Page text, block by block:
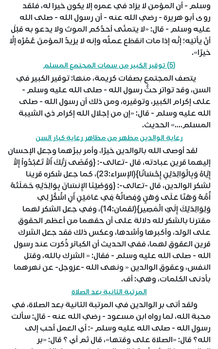
وسلم - أن المؤمن لا يزاد في عمره إلا يكون خيرا له، فلقد
روى أبو هريرة - رضي الله عنه - أن رسول الله - صلى الله
عليه وسلم - قال: «لا يتمنَّى أحدُكم الموتَ ولا يدعو به قبْلَ
أنْ يأتيَه؛ إنَّه إذا مات انقطَع عملُه وإنه لا يزيدُ المؤمنَ عُمُرُه إلَّا
خيرًا».
(5) توقير الكبير من سمات المجتمع المسلم
يتصف المجتمع بصفات كريمة، منها: توقير الكبير في
السن، وقد تواتر حثُّ رسول الله - صلى الله عليه وسلم -
على إكرام الكبير، وتوقيره، ومن ذلك أن رسول الله - صلى
الله عليه وسلم - قال: «إن من إجلال الله إكرام ذي الشيبة
المسلم....» الحديث.
رعاية الوالدين مظهر من مظاهر رعاية كبار السن
لقد أوصى الله بالوالدين خيرًا، وأمر ببرِّهما وجعل الإحسان
إليهما قرين عبادته، قال -تعالى-: {وَقَضَى رَبُّكَ أَلاَّ تَعْبُدُواْ إِلاَّ
إِيَّاهُ وَبِالْوَالِدَيْنِ إِحْسَانًا}(الإسراء:23)، كما جعل شكره قرينا
لشكر الوالدين، قال -تعالى-: {وَوَصَّيْنَا الإِنسَانَ بِوَالِدَيْهِ حَمَلَتْهُ
أُمُّهُ وَهْنًا عَلَى وَهْنٍ وَفِصَالُهُ فِي عَامَيْنِ أَنِ اشْكُرْ لِي
وَلِوَالِدَيْكَ إِلَيَّ الْمَصِير}(لقمان:14)، وفي جعل الشكر لهما
مقترنا بالشكر لله دلالة على أن حقهما من أعظم الحقوق
على الولد، وأكبرها وأشدها، وعكس ذلك فقد جعل الشرك
قرين العقوق لهما، ففي الحديث أن الكبائر ذُكرت عند رسول
الله - صلى الله عليه وسلم - فقال: « الشرك بالله، وقتل
النفس، وعقوق الوالدين « ونهى الله -عزوجل- عن نهرهما
بأدنى الكلمات، وهي: أف.
المرتبة الثانية بعد الصلاة
ولقد أتى بر الوالدين في المرتبة الثانية بعد الصلاة، في
محبة الله، لما رواه ابن مسعود - رضي الله عنه - قال: سألت
رسول الله - صلى الله عليه وسلم -: أي العمل أحب إلى
الله؟ قال: «الصلاة على وقتها»، قال ثم أي ؟ قال: «بر